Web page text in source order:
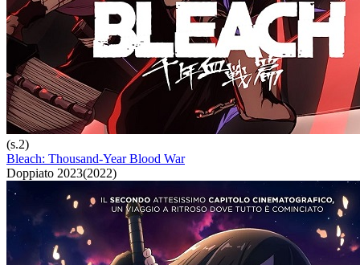
(s.2)
Bleach: Thousand-Year Blood War
Doppiato 2023(2022)